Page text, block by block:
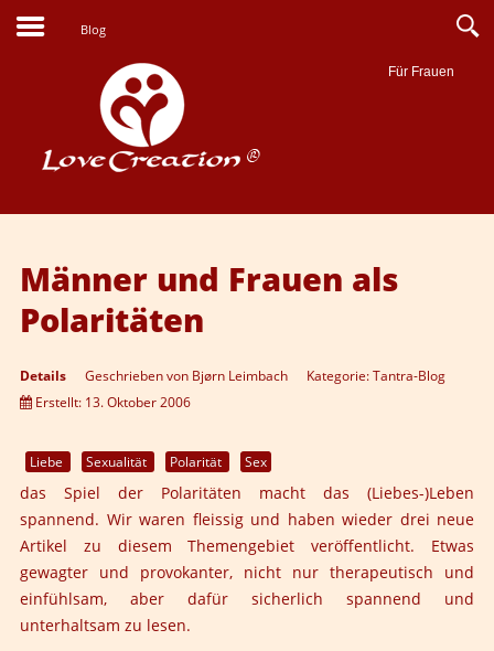
Blog
Für Frauen
Suche
Männer und Frauen als
Polaritäten
Details Geschrieben von Bjørn Leimbach Kategorie:Tantra-Blog
Erstellt: 13. Oktober 2006
Liebe Sexualität Polarität Sex
das Spiel der Polaritäten macht das (Liebes-)Leben
spannend. Wir waren fleissig und haben wieder drei neue
Artikel zu diesem Themengebiet veröffentlicht. Etwas
gewagter und provokanter, nicht nur therapeutisch und
einfühlsam, aber dafür sicherlich spannend und
unterhaltsam zu lesen.